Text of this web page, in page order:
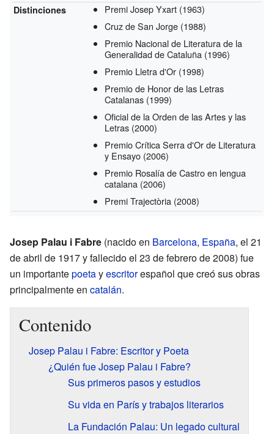
Distinciones Premi Josep Yxart (1963)
Cruz de San Jorge (1988)
Premio Nacional de Literatura de la
Generalidad de Cataluña (1996)
Premio Lletra d'Or (1998)
Premio de Honor de las Letras
Catalanas (1999)
Oficial de la Orden de las Artes y las
Letras (2000)
Premio Crítica Serra d'Or de Literatura
y Ensayo (2006)
Premio Rosalía de Castro en lengua
catalana (2006)
Premi Trajectòria (2008)
Josep Palau i Fabre (nacido en Barcelona, España, el 21
de abril de 1917 y fallecido el 23 de febrero de 2008) fue
un importantepoetayescritorespañol que creó sus obras
principalmente en catalán.
Contenido
Josep Palau i Fabre: Escritor y Poeta
¿Quién fue Josep Palau i Fabre?
Sus primeros pasos y estudios
Su vida en París y trabajos literarios
La Fundación Palau: Un legado cultural